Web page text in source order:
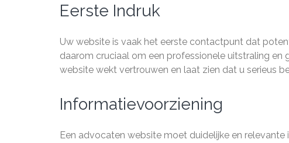
Eerste Indruk
Uw website is vaak het eerste contactpunt dat
daarom cruciaal om een professionele uitstraling en
website wekt vertrouwen en laat zien dat u serieus
Informatievoorziening
Een advocaten website moet duidelijke en